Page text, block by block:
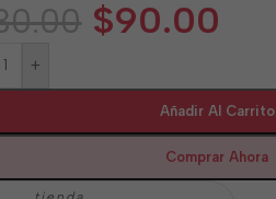
$90.00
+
Añadir Al Carrito
Comprar Ahora